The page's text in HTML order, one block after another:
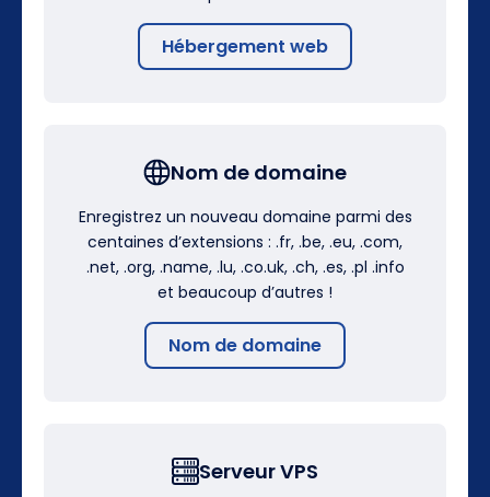
Hébergement web
Nom de domaine
Enregistrez un nouveau domaine parmi des
centaines d’extensions : .fr, .be, .eu, .com,
.net, .org, .name, .lu, .co.uk, .ch, .es, .pl .info
et beaucoup d’autres !
Nom de domaine
Serveur VPS